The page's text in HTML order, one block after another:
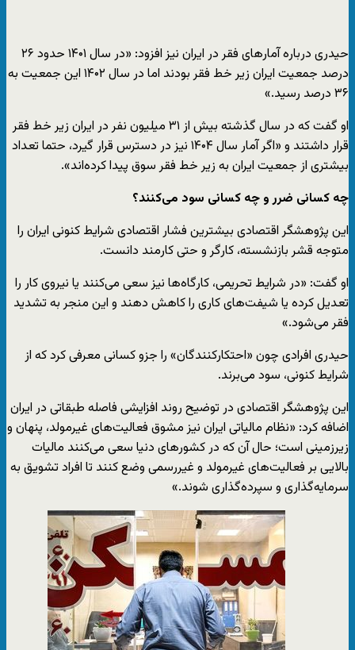
حیدری درباره آمارهای فقر در ایران نیز افزود: «در سال ۱۴۰۱ حدود ۲۶
درصد جمعیت ایران زیر خط فقر بودند اما در سال ۱۴۰۲ این جمعیت به
۳۶ درصد رسید.»
او گفت که در سال‌ گذشته بیش از ۳۱ میلیون نفر در ایران زیر خط فقر
قرار داشتند و «اگر آمار سال ۱۴۰۴ نیز در دسترس قرار گیرد، حتما تعداد
بیشتری از جمعیت ایران به زیر خط فقر سوق پیدا کرده‌اند».
چه کسانی ضرر و چه کسانی سود می‌کنند؟
این پژوهشگر اقتصادی بیشترین فشار اقتصادی شرایط کنونی ایران را
متوجه قشر بازنشسته، کارگر و حتی کارمند دانست.
او گفت: «در شرایط تحریمی، کارگاه‌ها نیز سعی می‌کنند یا نیروی کار را
تعدیل کرده یا شیفت‌های کاری را کاهش دهند و این منجر به تشدید
فقر می‌شود.»
حیدری افرادی چون «احتکارکنندگان» را جزو کسانی معرفی کرد که از
شرایط کنونی، سود می‌برند.
این پژوهشگر اقتصادی در توضیح روند افزایشی فاصله طبقاتی در ایران
اضافه کرد: «نظام مالیاتی ایران نیز مشوق فعالیت‌های غیرمولد، پنهان و
زیرزمینی است؛ حال آن که در کشورهای دنیا سعی می‌کنند مالیات
بالایی بر فعالیت‌های غیرمولد و غیررسمی وضع کنند تا افراد تشویق به
سرمایه‌گذاری و سپرده‌گذاری شوند.»